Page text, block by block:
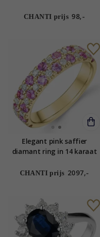
CHANTI prijs 98,-
Elegant pink saffier
diamant ring in 14 karaat
CHANTI prijs 2097,-